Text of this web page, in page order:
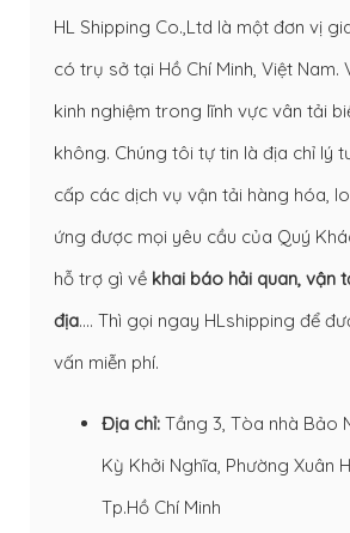
HL Shipping Co.,Ltd là một đơn vị
có trụ sở tại Hồ Chí Minh, Việt Nam.
kinh nghiệm trong lĩnh vực vân tải
không. Chúng tôi tự tin là địa chỉ lý
cấp các dịch vụ vận tải hàng hóa,
ứng được mọi yêu cầu của Quý
hỗ trợ gì về khai báo hải quan, vận
địa…. Thì gọi ngay HLshipping để
vấn miễn phí.
Địa chỉ: Tầng 3, Tòa nhà Bảo
Kỳ Khởi Nghĩa, Phường Xuân
Tp.Hồ Chí Minh